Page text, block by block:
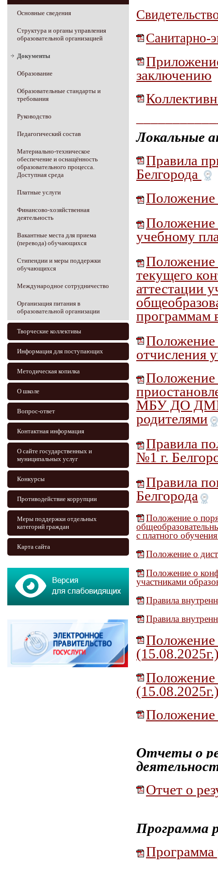
Основные сведения
Структура и органы управления
образовательной организацией
Документы
Образование
Образовательные стандарты и
требования
Руководство
Педагогический состав
Материально-техническое
обеспечение и оснащённость
образовательного процесса.
Доступная среда
Платные услуги
Финансово-хозяйственная
деятельность
Вакантные места для приема
(перевода) обучающихся
Стипендии и меры поддержки
обучающихся
Международное сотрудничество
Организация питания в
образовательной организации
Творческие коллективы
Информация для поступающих
Методическая копилка
О школе
Вопрос-ответ
Контактная информация
О сайте государственных и
муниципальных услуг
Конкурсы
Противодействие коррупции
Меры поддержки отдельных
категорий граждан
Карта сайта
Санитарно-
заключению
Локальные
Правила
Белгорода
Положение
Положение
учебному
Положение
текущего
аттестации
программам
Положение
отчисления
Положение
МБУ ДО ДМШ
родителями
Правила
№1 г.
Правила
Белгорода
Положение о
с платного
Положение о
Положение о
участниками
Правила
Правила
Положение
Положение
Положение
Отчеты о
Отчет о
Программа
Программа